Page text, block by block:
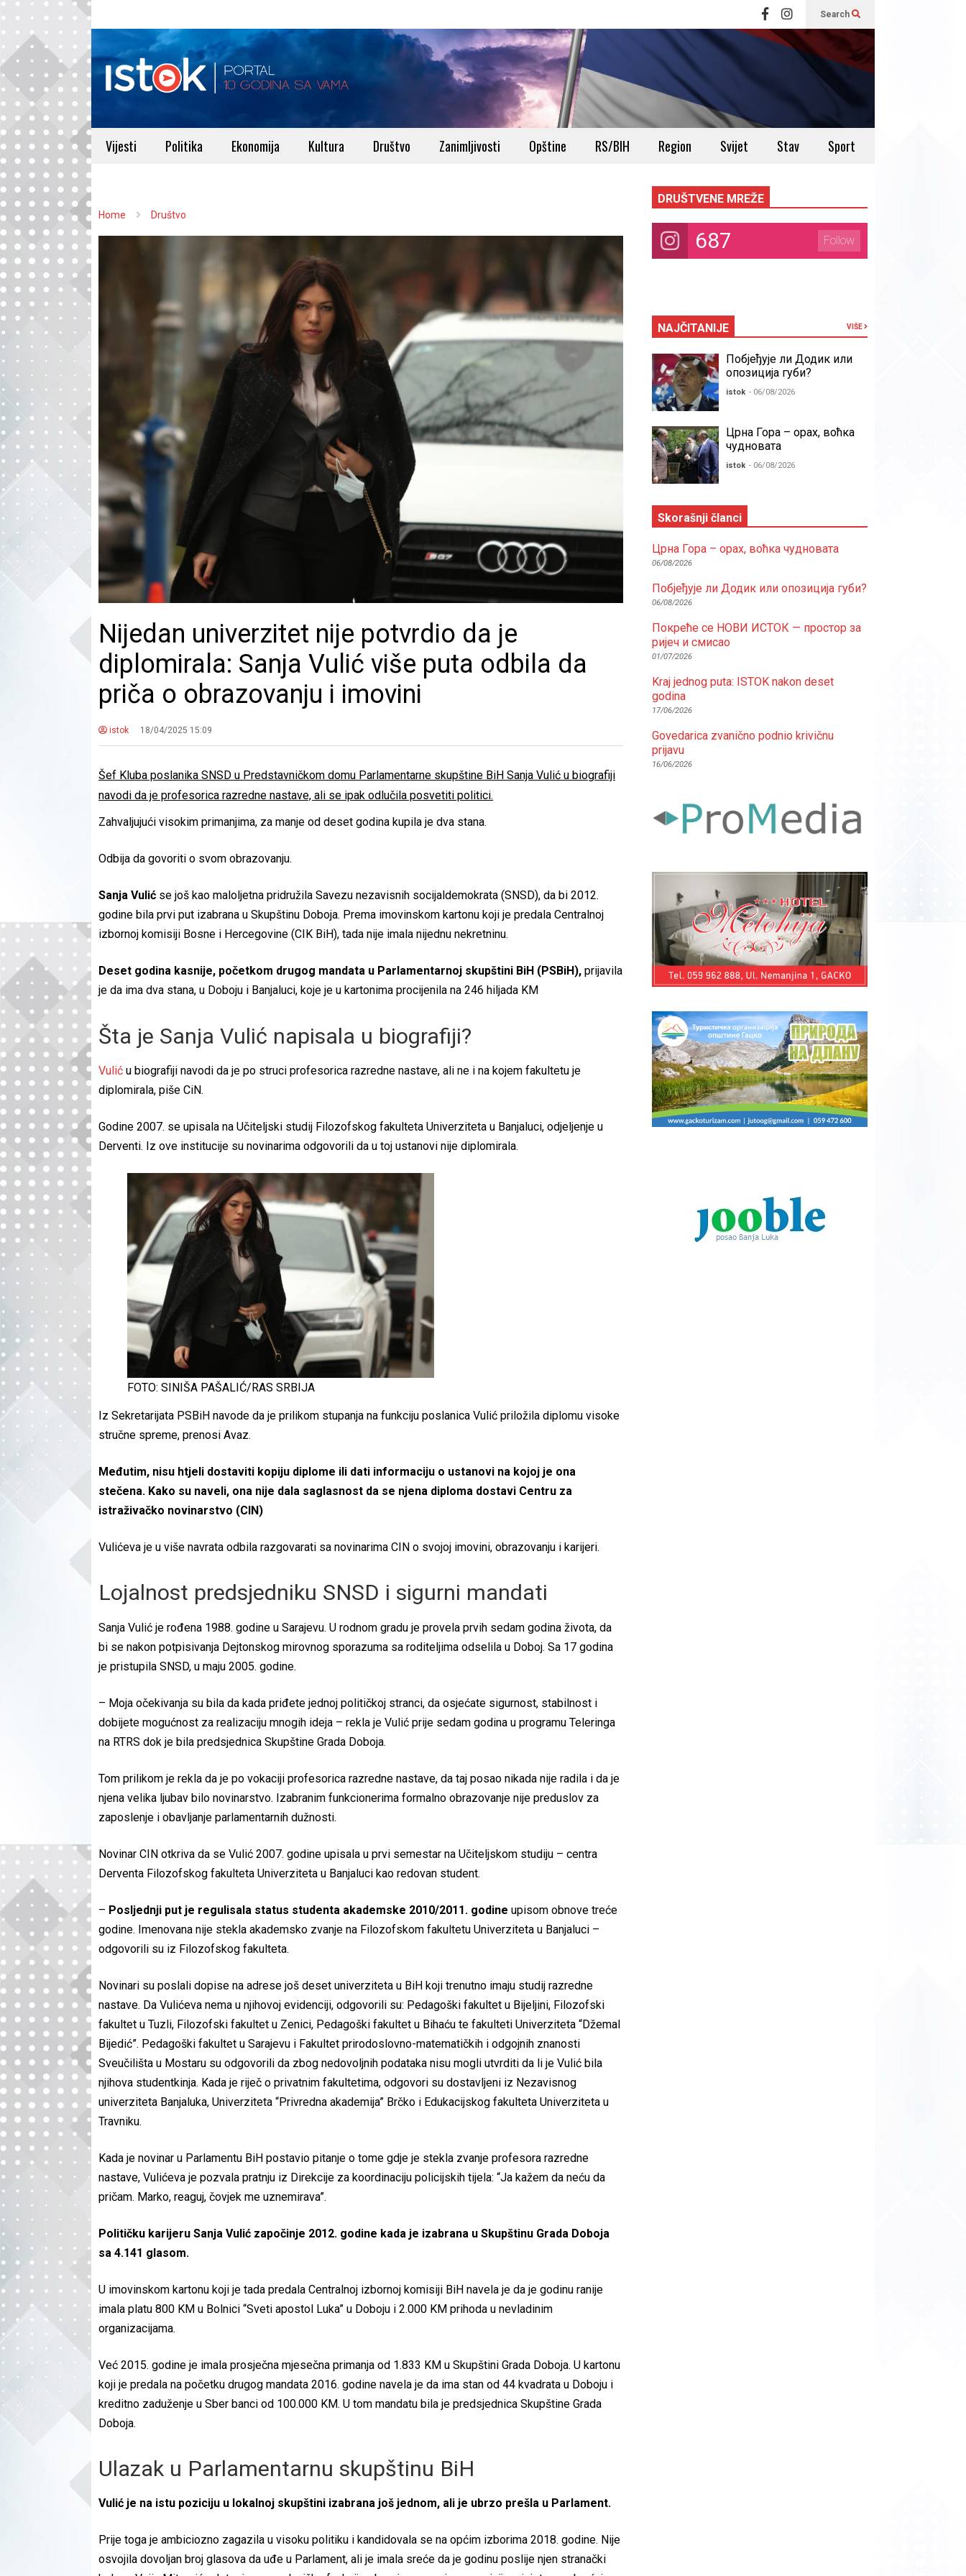
Search
Vijesti Politika Ekonomija Kultura Društvo Zanimljivosti Opštine RS/BIH Region Svijet Stav Sport
Home Društvo
Nijedan univerzitet nije potvrdio da je
diplomirala: Sanja Vulić više puta odbila da
priča o obrazovanju i imovini
istok 18/04/2025 15:09
Šef Kluba poslanika SNSD u Predstavničkom domu Parlamentarne skupštine BiH Sanja Vulić u biografiji
navodi da je profesorica razredne nastave, ali se ipak odlučila posvetiti politici.
Zahvaljujući visokim primanjima, za manje od deset godina kupila je dva stana.
Odbija da govoriti o svom obrazovanju.
Sanja Vulić se još kao maloljetna pridružila Savezu nezavisnih socijaldemokrata (SNSD), da bi 2012.
godine bila prvi put izabrana u Skupštinu Doboja. Prema imovinskom kartonu koji je predala Centralnoj
izbornoj komisiji Bosne i Hercegovine (CIK BiH), tada nije imala nijednu nekretninu.
Deset godina kasnije, početkom drugog mandata u Parlamentarnoj skupštini BiH (PSBiH), prijavila
je da ima dva stana, u Doboju i Banjaluci, koje je u kartonima procijenila na 246 hiljada KM
Šta je Sanja Vulić napisala u biografiji?
Vulić u biografiji navodi da je po struci profesorica razredne nastave, ali ne i na kojem fakultetu je
diplomirala, piše CiN.
Godine 2007. se upisala na Učiteljski studij Filozofskog fakulteta Univerziteta u Banjaluci, odjeljenje u
Derventi. Iz ove institucije su novinarima odgovorili da u toj ustanovi nije diplomirala.
FOTO: SINIŠA PAŠALIĆ/RAS SRBIJA
Iz Sekretarijata PSBiH navode da je prilikom stupanja na funkciju poslanica Vulić priložila diplomu visoke
stručne spreme, prenosi Avaz.
Međutim, nisu htjeli dostaviti kopiju diplome ili dati informaciju o ustanovi na kojoj je ona
stečena. Kako su naveli, ona nije dala saglasnost da se njena diploma dostavi Centru za
istraživačko novinarstvo (CIN)
Vulićeva je u više navrata odbila razgovarati sa novinarima CIN o svojoj imovini, obrazovanju i karijeri.
Lojalnost predsjedniku SNSD i sigurni mandati
Sanja Vulić je rođena 1988. godine u Sarajevu. U rodnom gradu je provela prvih sedam godina života, da
bi se nakon potpisivanja Dejtonskog mirovnog sporazuma sa roditeljima odselila u Doboj. Sa 17 godina
je pristupila SNSD, u maju 2005. godine.
– Moja očekivanja su bila da kada priđete jednoj političkoj stranci, da osjećate sigurnost, stabilnost i
dobijete mogućnost za realizaciju mnogih ideja – rekla je Vulić prije sedam godina u programu Teleringa
na RTRS dok je bila predsjednica Skupštine Grada Doboja.
Tom prilikom je rekla da je po vokaciji profesorica razredne nastave, da taj posao nikada nije radila i da je
njena velika ljubav bilo novinarstvo. Izabranim funkcionerima formalno obrazovanje nije preduslov za
zaposlenje i obavljanje parlamentarnih dužnosti.
Novinar CIN otkriva da se Vulić 2007. godine upisala u prvi semestar na Učiteljskom studiju – centra
Derventa Filozofskog fakulteta Univerziteta u Banjaluci kao redovan student.
– Posljednji put je regulisala status studenta akademske 2010/2011. godine upisom obnove treće
godine. Imenovana nije stekla akademsko zvanje na Filozofskom fakultetu Univerziteta u Banjaluci –
odgovorili su iz Filozofskog fakulteta.
Novinari su poslali dopise na adrese još deset univerziteta u BiH koji trenutno imaju studij razredne
nastave. Da Vulićeva nema u njihovoj evidenciji, odgovorili su: Pedagoški fakultet u Bijeljini, Filozofski
fakultet u Tuzli, Filozofski fakultet u Zenici, Pedagoški fakultet u Bihaću te fakulteti Univerziteta “Džemal
Bijedić”. Pedagoški fakultet u Sarajevu i Fakultet prirodoslovno-matematičkih i odgojnih znanosti
Sveučilišta u Mostaru su odgovorili da zbog nedovoljnih podataka nisu mogli utvrditi da li je Vulić bila
njihova studentkinja. Kada je riječ o privatnim fakultetima, odgovori su dostavljeni iz Nezavisnog
univerziteta Banjaluka, Univerziteta “Privredna akademija” Brčko i Edukacijskog fakulteta Univerziteta u
Travniku.
Kada je novinar u Parlamentu BiH postavio pitanje o tome gdje je stekla zvanje profesora razredne
nastave, Vulićeva je pozvala pratnju iz Direkcije za koordinaciju policijskih tijela: “Ja kažem da neću da
pričam. Marko, reaguj, čovjek me uznemirava”.
Političku karijeru Sanja Vulić započinje 2012. godine kada je izabrana u Skupštinu Grada Doboja
sa 4.141 glasom.
U imovinskom kartonu koji je tada predala Centralnoj izbornoj komisiji BiH navela je da je godinu ranije
imala platu 800 KM u Bolnici “Sveti apostol Luka” u Doboju i 2.000 KM prihoda u nevladinim
organizacijama.
Već 2015. godine je imala prosječna mjesečna primanja od 1.833 KM u Skupštini Grada Doboja. U kartonu
koji je predala na početku drugog mandata 2016. godine navela je da ima stan od 44 kvadrata u Doboju i
kreditno zaduženje u Sber banci od 100.000 KM. U tom mandatu bila je predsjednica Skupštine Grada
Doboja.
Ulazak u Parlamentarnu skupštinu BiH
Vulić je na istu poziciju u lokalnoj skupštini izabrana još jednom, ali je ubrzo prešla u Parlament.
Prije toga je ambiciozno zagazila u visoku politiku i kandidovala se na općim izborima 2018. godine. Nije
osvojila dovoljan broj glasova da uđe u Parlament, ali je imala sreće da je godinu poslije njen stranački
DRUŠTVENE MREŽE
687 Follow
NAJČITANIJE VIŠE
Побјеђује ли Додик или
опозиција губи?
istok - 06/08/2026
Црна Гора – орах, воћка
чудновата
istok - 06/08/2026
Skorašnji članci
Црна Гора – орах, воћка чудновата
06/08/2026
Побјеђује ли Додик или опозиција губи?
06/08/2026
Покреће се НОВИ ИСТОК — простор за
ријеч и смисао
01/07/2026
Kraj jednog puta: ISTOK nakon deset
godina
17/06/2026
Govedarica zvanično podnio krivičnu
prijavu
16/06/2026